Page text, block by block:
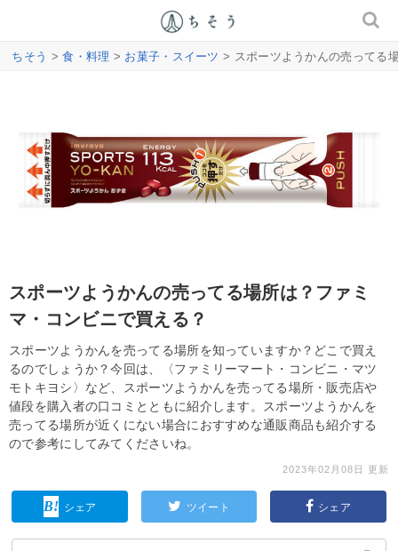
ちそう >食・料理 > お菓子・スイーツ > スポーツようかんの売ってる
スポーツようかんの売ってる場所は？ファミ
マ・コンビニで買える？
スポーツようかんを売ってる場所を知っていますか？どこで買え
るのでしょうか？今回は、〈ファミリーマート・コンビニ・マツ
モトキヨシ〉など、スポーツようかんを売ってる場所・販売店や
値段を購入者の口コミとともに紹介します。スポーツようかんを
売ってる場所が近くにない場合におすすめな通販商品も紹介する
ので参考にしてみてくださいね。
2023年02月08日 更新
シェア ツイート シェア